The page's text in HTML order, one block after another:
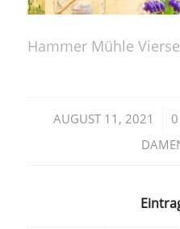
Hammer Mühle
AUGUST 11, 2021
/